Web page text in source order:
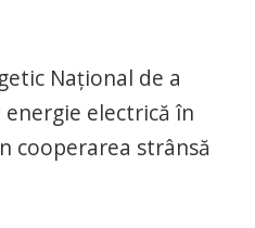
Naţional de a
electrică în
cooperarea strânsă